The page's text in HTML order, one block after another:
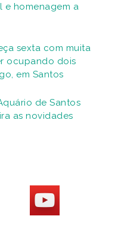
e homenagem a
sexta com muita
ocupando dois
em Santos
de Santos
as novidades